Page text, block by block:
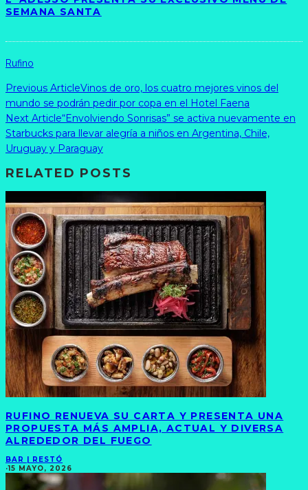
SEMANA SANTA
Rufino
Previous ArticleVinos de oro, los cuatro mejores vinos del
mundo se podrán pedir por copa en el Hotel Faena
Next Article“Envolviendo Sonrisas” se activa nuevamente en
Starbucks para llevar alegría a niños en Argentina, Chile,
Uruguay y Paraguay
RELATED POSTS
RUFINO RENUEVA SU CARTA Y PRESENTA UNA
PROPUESTA MÁS AMPLIA, ACTUAL Y DIVERSA
ALREDEDOR DEL FUEGO
BAR | RESTÓ
·15 MAYO, 2026